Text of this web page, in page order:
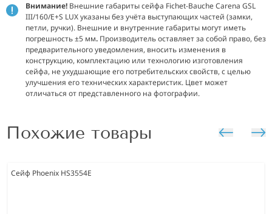
Внимание! Внешние габариты сейфа Fichet-Bauche Carena GSL
III/160/E+S LUX указаны без учёта выступающих частей (замки,
петли, ручки). Внешние и внутренние габариты могут иметь
погрешность ±5 мм. Производитель оставляет за собой право, без
предварительного уведомления, вносить изменения в
конструкцию, комплектацию или технологию изготовления
сейфа, не ухудшающие его потребительских свойств, с целью
улучшения его технических характеристик. Цвет может
отличаться от представленного на фотографии.
Похожие товары
Сейф Phoenix HS3554E